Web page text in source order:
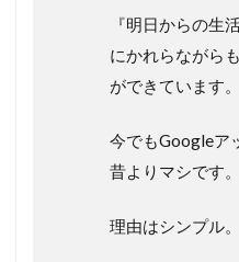
『明日からの生
にかれらながら
ができています。
今でもGoogleア
昔よりマシです。
理由はシンプル。